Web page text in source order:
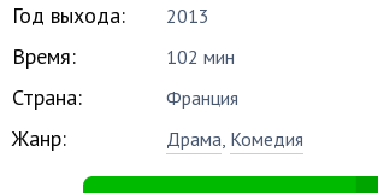
Год выхода: 2013
Время: 102 мин
Страна: Франция
Жанр: Драма, Комедия